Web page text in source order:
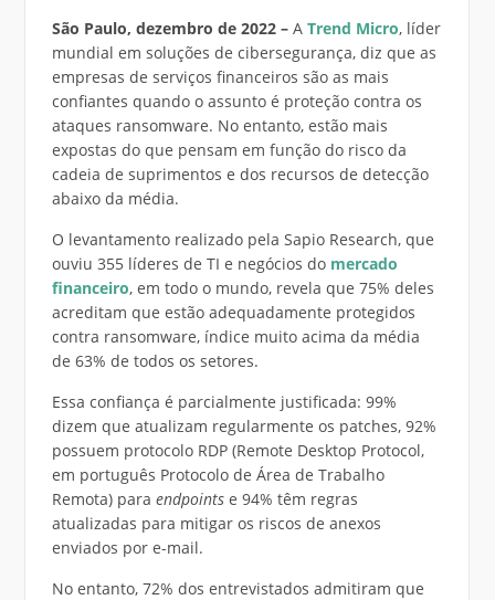
São Paulo, dezembro de 2022 – A Trend Micro, líder
mundial em soluções de cibersegurança, diz que as
empresas de serviços financeiros são as mais
confiantes quando o assunto é proteção contra os
ataques ransomware. No entanto, estão mais
expostas do que pensam em função do risco da
cadeia de suprimentos e dos recursos de detecção
abaixo da média.
O levantamento realizado pela Sapio Research, que
ouviu 355 líderes de TI e negócios do mercado
financeiro, em todo o mundo, revela que 75% deles
acreditam que estão adequadamente protegidos
contra ransomware, índice muito acima da média
de 63% de todos os setores.
Essa confiança é parcialmente justificada: 99%
dizem que atualizam regularmente os patches, 92%
possuem protocolo RDP (Remote Desktop Protocol,
em português Protocolo de Área de Trabalho
Remota) para endpointse 94% têm regras
atualizadas para mitigar os riscos de anexos
enviados por e-mail.
No entanto, 72% dos entrevistados admitiram que